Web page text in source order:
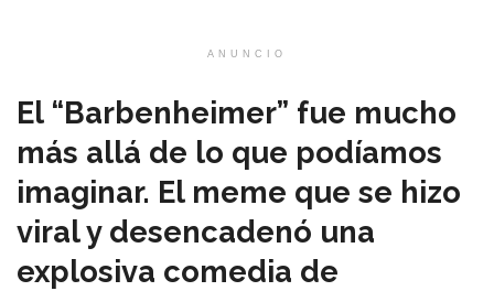
ANUNCIO
El “Barbenheimer” fue mucho
más allá de lo que podíamos
imaginar. El meme que se hizo
viral y desencadenó una
explosiva comedia de